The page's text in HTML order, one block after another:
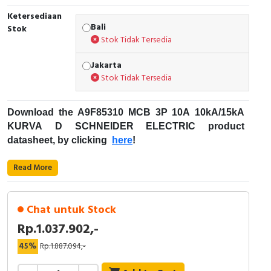
Cable Operated Switch
Signalling Columns
Pressure Switch
Ultrasonic & Rotary Encoder
Limit Switch
Inductive Sensors
Photoelectric
Cam Switch
Panel Box
Ketersediaan
Stok
Bali
Stok Tidak Tersedia
Jakarta
Stok Tidak Tersedia
Download the A9F85310 MCB 3P 10A 10kA/15kA
KURVA D SCHNEIDER ELECTRIC product
datasheet, by clicking
here!
Fungsi Pemutus Sirkuit Miniatur (MCB):
Nama produk : MCB 3P 10A 10kA/15kA KURVA D
Deskripsi : ACTI9 iC60H SCHNEIDER
ELECTRIC - A9F85310
Aplikasi perangkat: Distribusi
MCB for Protection - Acti9 iC60 Scneider Electric
Read More
Chat untuk Stock
Rp.1.037.902,-
45% Rp.1.887.094,-